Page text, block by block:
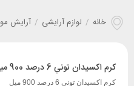
خانه / لوازم آرایشی / آرایش مو
کرم اکسيدان توني 6 درصد 900 ميل (Activator 6%)
کرم اکسيدان توني 6 درصد 900 ميل